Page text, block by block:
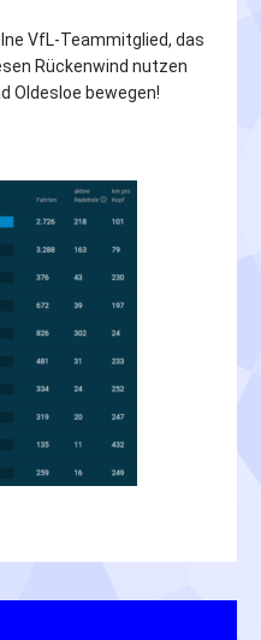
VfL-Teammitglied, das
Rückenwind nutzen
Oldesloe bewegen!